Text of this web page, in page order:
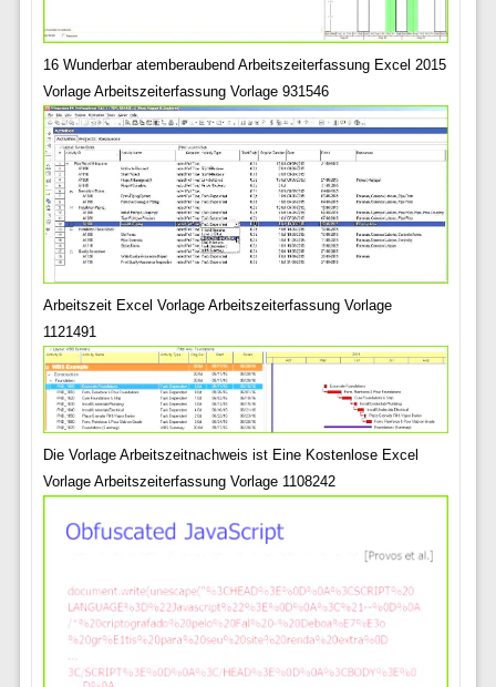
16 Wunderbar atemberaubend Arbeitszeiterfassung Excel 2015
Vorlage Arbeitszeiterfassung Vorlage 931546
Arbeitszeit Excel Vorlage Arbeitszeiterfassung Vorlage
1121491
Die Vorlage Arbeitszeitnachweis ist Eine Kostenlose Excel
Vorlage Arbeitszeiterfassung Vorlage 1108242